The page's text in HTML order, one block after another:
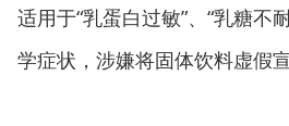
适用于“乳蛋白过敏”、“乳糖不
学症状，涉嫌将固体饮料虚假